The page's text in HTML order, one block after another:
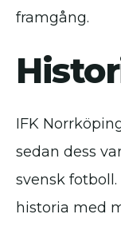
framgång.
IFK
sedan dess
svensk
historia med